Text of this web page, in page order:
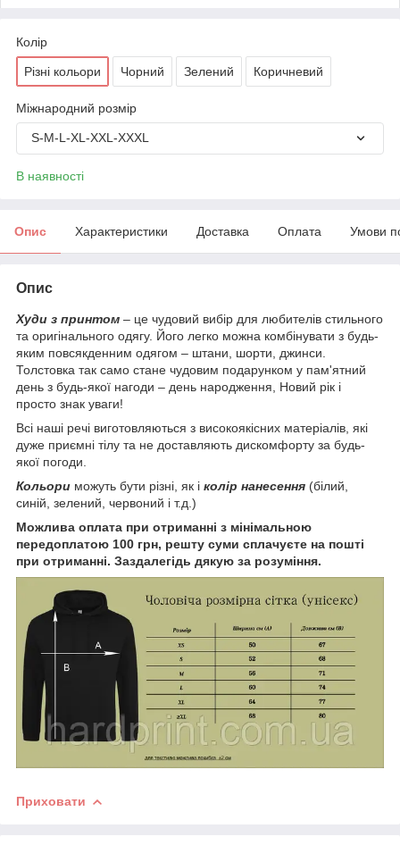
Колір
Різні кольори Чорний Зелений Коричневий
Міжнародний розмір
S-M-L-XL-XXL-XXXL
В наявності
Опис Характеристики Доставка Оплата Умови
Опис
Худи з принтом – це чудовий вибір для любителів стильного
та оригінального одягу. Його легко можна комбінувати з будь-
яким повсякденним одягом – штани, шорти, джинси.
Толстовка так само стане чудовим подарунком у пам'ятний
день з будь-якої нагоди – день народження, Новий рік і
просто знак уваги!
Всі наші речі виготовляються з високоякісних матеріалів, які
дуже приємні тілу та не доставляють дискомфорту за будь-
якої погоди.
Кольори можуть бути різні, як і колір нанесення (білий,
синій, зелений, червоний і т.д.)
Можлива оплата при отриманні з мінімальною
передоплатою 100 грн, решту суми сплачуєте на пошті
при отриманні. Заздалегідь дякую за розуміння.
Приховати